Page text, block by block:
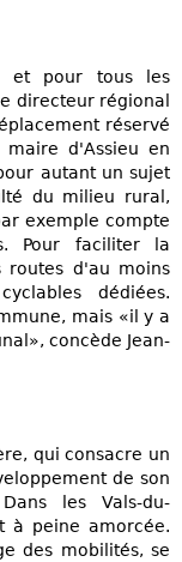
et pour tous les
directeur régional
réservé
d'Assieu en
autant un sujet
du milieu rural,
exemple compte
Pour faciliter la
d'au moins
dédiées.
mais «il y a
concède Jean-
qui consacre un
de son
les Vals-du-
à peine amorcée.
des mobilités, se